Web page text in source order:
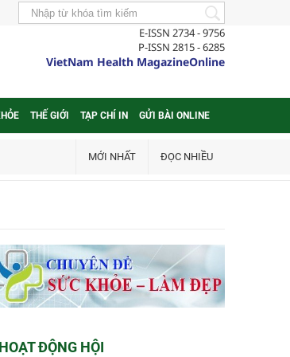
E-ISSN 2734 - 9756
P-ISSN 2815 - 6285
VietNam Health MagazineOnline
THẾ GIỚI TẠP CHÍ IN GỬI BÀI ONLINE
MỚI NHẤT ĐỌC NHIỀU
HOẠT ĐỘNG HỘI